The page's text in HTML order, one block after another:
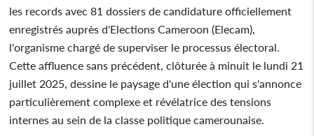
les records avec 81 dossiers de candidature officiellement
enregistrés auprès d'Elections Cameroon (Elecam),
l'organisme chargé de superviser le processus électoral.
Cette affluence sans précédent, clôturée à minuit le lundi 21
juillet 2025, dessine le paysage d'une élection qui s'annonce
particulièrement complexe et révélatrice des tensions
internes au sein de la classe politique camerounaise.